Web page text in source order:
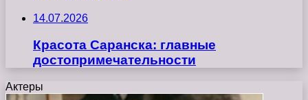
14.07.2026
Красота Саранска: главные
достопримечательности
Актеры